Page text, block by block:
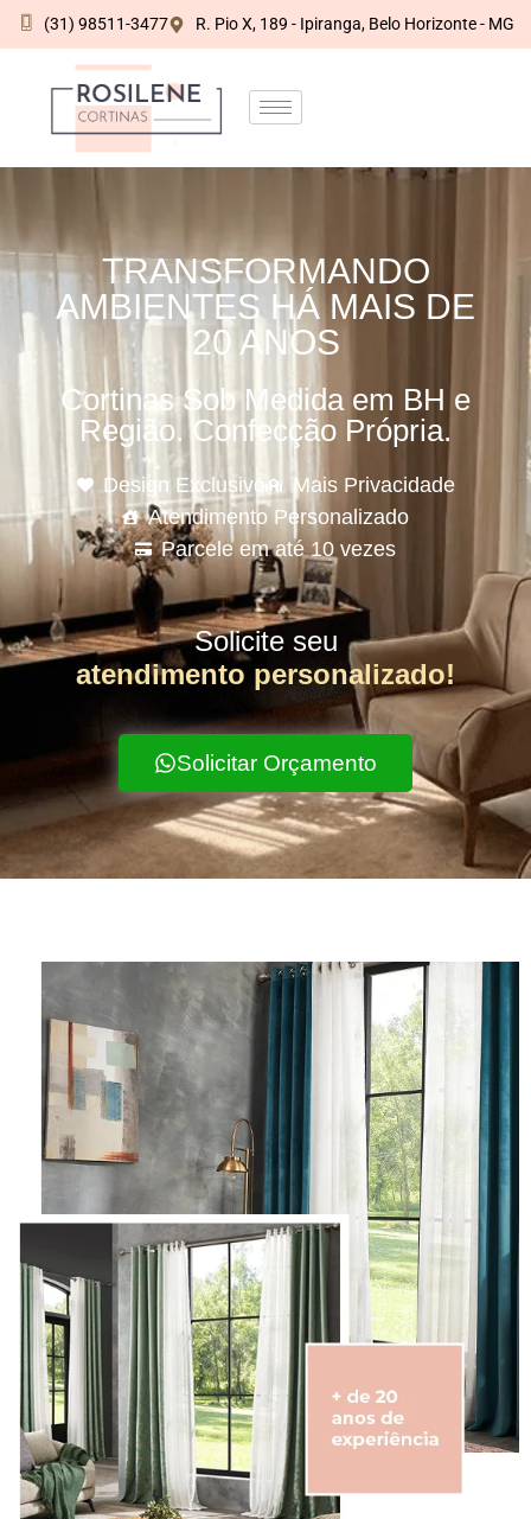
(31) 98511-3477 R. Pio X, 189 - Ipiranga, Belo Horizonte - MG
TRANSFORMANDO
AMBIENTES HÁ MAIS DE
20 ANOS
Cortinas Sob Medida em BH e
Região. Confecção Própria.
Design Exclusivo
Mais Privacidade
Atendimento Personalizado
Parcele em até 10 vezes
Solicite seu
atendimento personalizado!
Solicitar Orçamento